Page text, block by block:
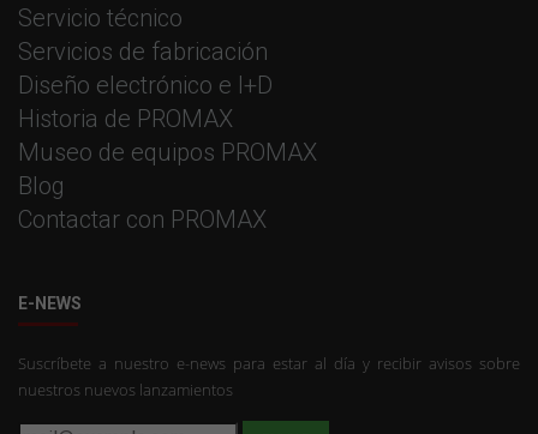
Servicio técnico
Servicios de fabricación
Diseño electrónico e I+D
Historia de PROMAX
Museo de equipos PROMAX
Blog
Contactar con PROMAX
E-NEWS
Suscríbete a nuestro e-news para estar al día y recibir avisos sobre
nuestros nuevos lanzamientos